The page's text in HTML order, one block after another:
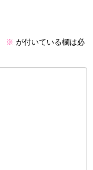
※ が付いている欄は必